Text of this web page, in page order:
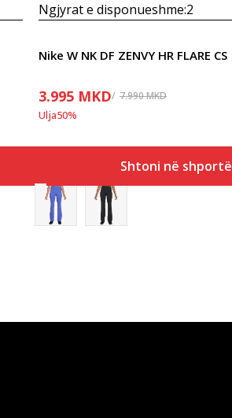
Ngjyrat e disponueshme:2
Nike W NK DF ZENVY HR FLARE CS
3.995 MKD 7.990MKD
Ulja50%
Shtoni në shportë